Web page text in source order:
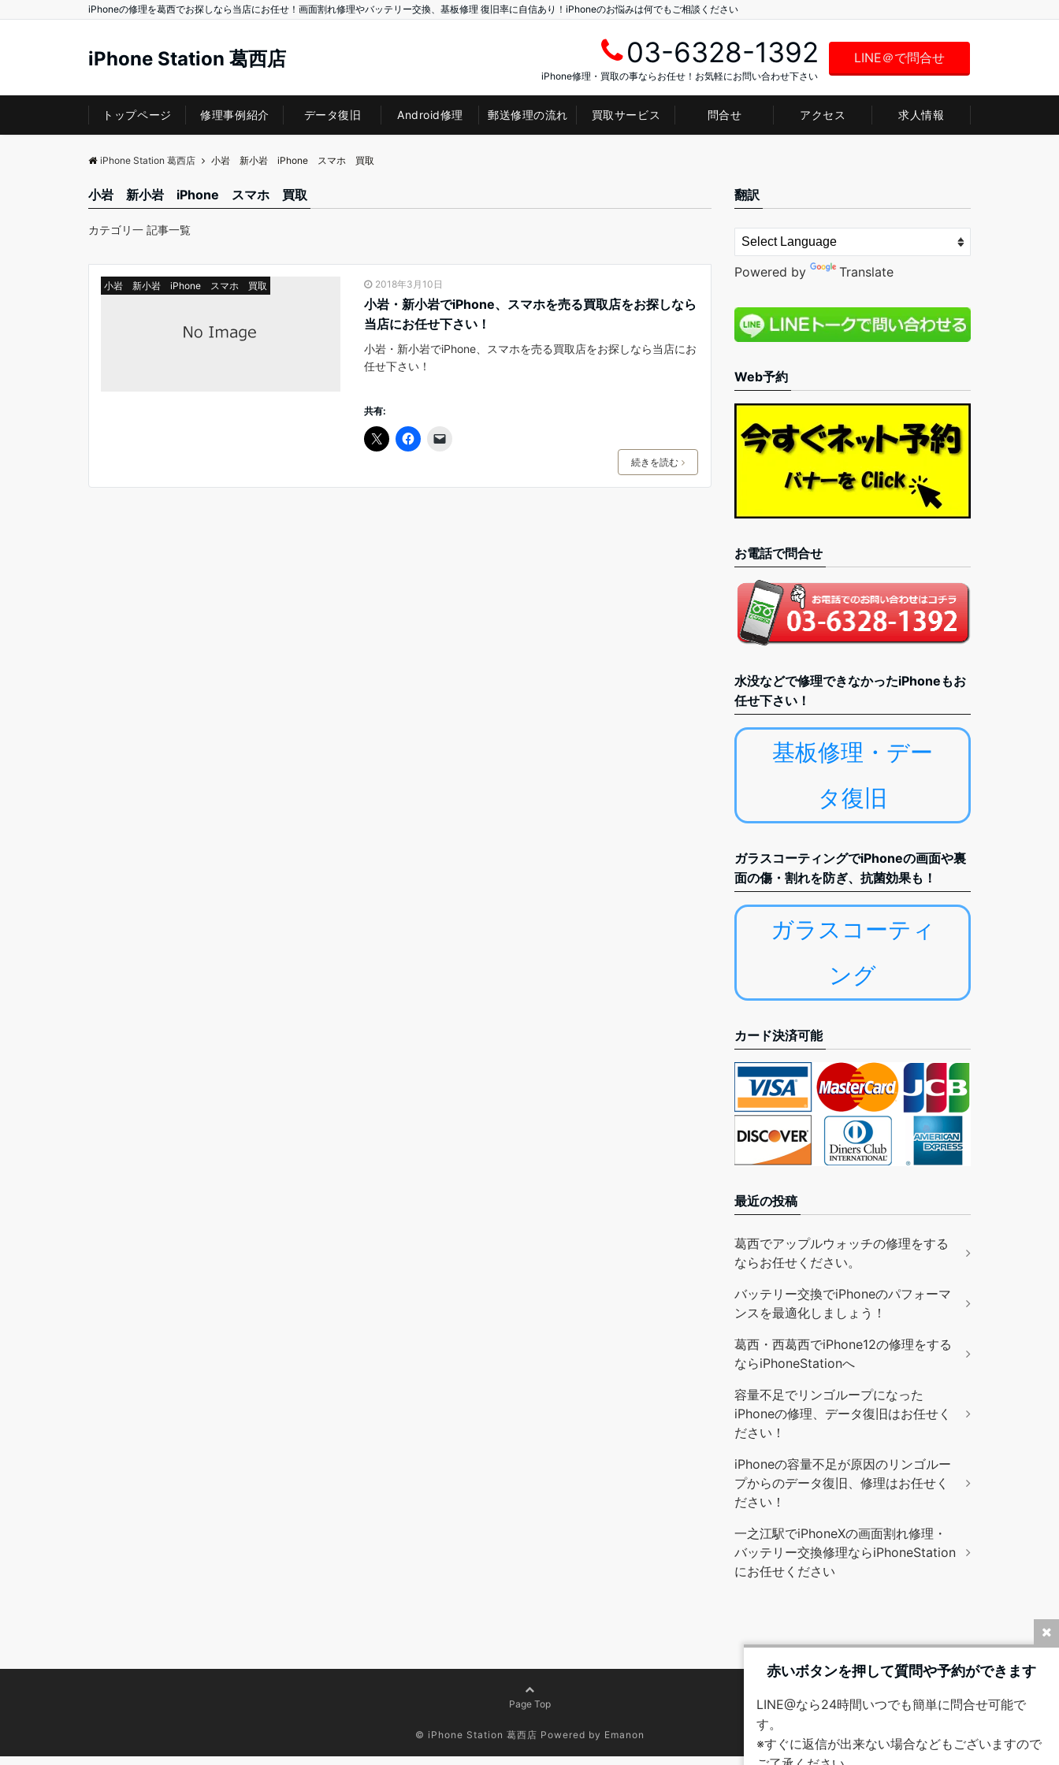
iPhoneの修理を葛西でお探しなら当店にお任せ！画面割れ修理やバッテリー交換、基板修理 復旧率に自信あり！iPhoneのお悩みは何でもご相談ください
iPhone Station 葛西店 03-6328-1392
iPhone修理・買取の事ならお任せ！お気軽にお問い合わせ下さい
LINE＠で問合せ
トップページ 修理事例紹介 データ復旧 Android修理 郵送修理の流れ 買取サービス 問合せ アクセス 求人情報
iPhone Station 葛西店 小岩 新小岩 iPhone スマホ 買取
小岩 新小岩 iPhone スマホ 買取
カテゴリ一 記事一覧
小岩 新小岩 iPhone スマホ 買取 2018年3月10日
小岩・新小岩でiPhone、スマホを売る買取店をお探しなら
当店にお任せ下さい！
小岩・新小岩でiPhone、スマホを売る買取店をお探しなら当店にお
任せ下さい！
共有:
続きを読む
翻訳
Powered by Translate
Web予約
お電話で問合せ
水没などで修理できなかったiPhoneもお
任せ下さい！
基板修理・デー
タ復旧
ガラスコーティングでiPhoneの画面や裏
面の傷・割れを防ぎ、抗菌効果も！
ガラスコーティ
ング
カード決済可能
最近の投稿
葛西でアップルウォッチの修理をする
ならお任せください。
バッテリー交換でiPhoneのパフォーマ
ンスを最適化しましょう！
葛西・西葛西でiPhone12の修理をする
ならiPhoneStationへ
容量不足でリンゴループになった
iPhoneの修理、データ復旧はお任せく
ださい！
iPhoneの容量不足が原因のリンゴルー
プからのデータ復旧、修理はお任せく
ださい！
一之江駅でiPhoneXの画面割れ修理・
バッテリー交換修理ならiPhoneStation
にお任せください
赤いボタンを押して質問や予約ができます
LINE@なら24時間いつでも簡単に問合せ可能で
す。
※すぐに返信が出来ない場合などもございますので
Page Top
© iPhone Station 葛西店 Powered by Emanon